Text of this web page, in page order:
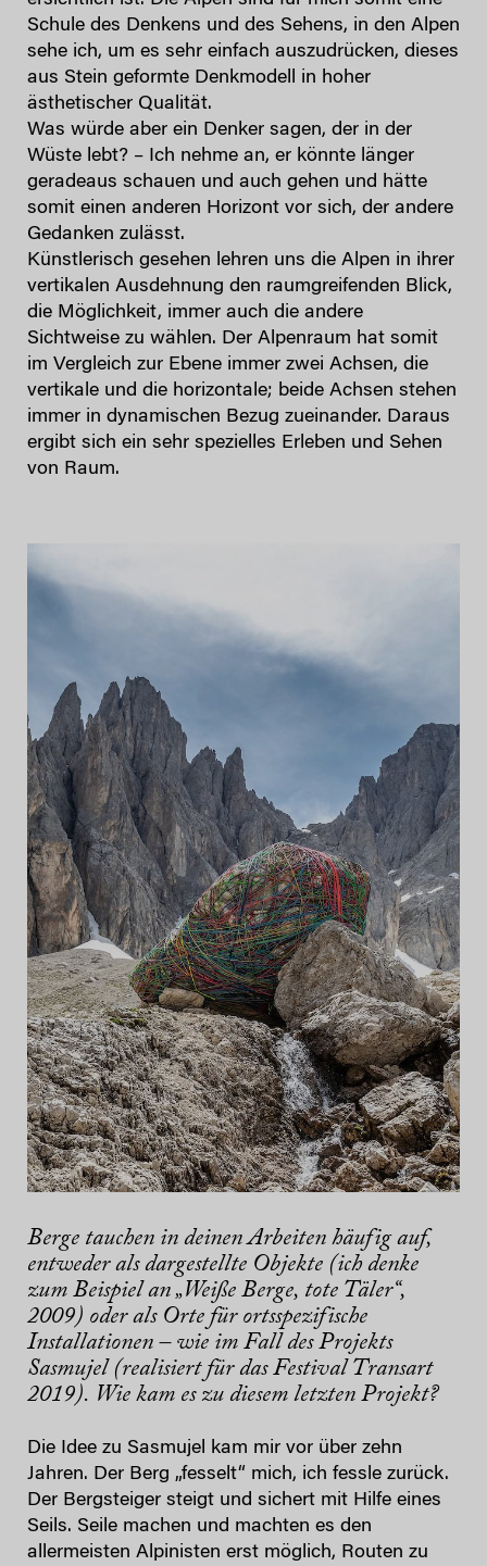
Schule des Denkens und des Sehens, in den Alpen
sehe ich, um es sehr einfach auszudrücken, dieses
aus Stein geformte Denkmodell in hoher
ästhetischer Qualität.
Was würde aber ein Denker sagen, der in der
Wüste lebt? – Ich nehme an, er könnte länger
geradeaus schauen und auch gehen und hätte
somit einen anderen Horizont vor sich, der andere
Gedanken zulässt.
Künstlerisch gesehen lehren uns die Alpen in ihrer
vertikalen Ausdehnung den raumgreifenden Blick,
die Möglichkeit, immer auch die andere
Sichtweise zu wählen. Der Alpenraum hat somit
im Vergleich zur Ebene immer zwei Achsen, die
vertikale und die horizontale; beide Achsen stehen
immer in dynamischen Bezug zueinander. Daraus
ergibt sich ein sehr spezielles Erleben und Sehen
von Raum.
Berge tauchen in deinen Arbeiten häufig auf,
entweder als dargestellte Objekte (ich denke
zum Beispiel an „Weiße Berge, tote Täler“,
2009) oder als Orte für ortsspezifische
Installationen – wie im Fall des Projekts
Sasmujel (realisiert für das Festival Transart
2019). Wie kam es zu diesem letzten Projekt?
Die Idee zu Sasmujel kam mir vor über zehn
Jahren. Der Berg „fesselt“ mich, ich fessle zurück.
Der Bergsteiger steigt und sichert mit Hilfe eines
Seils. Seile machen und machten es den
allermeisten Alpinisten erst möglich, Routen zu